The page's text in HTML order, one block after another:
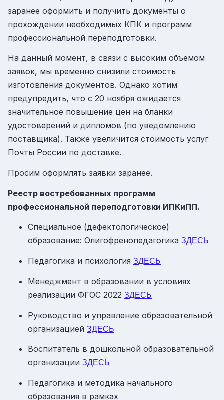
заранее оформить и получить документы о
прохождении необходимых КПК и программ
профессиональной переподготовки.
На данный момент, в связи с высоким объемом
заявок, мы временно снизили стоимость
изготовления документов. Однако хотим
предупредить, что с 20 ноября ожидается
значительное повышение цен на бланки
удостоверений и дипломов (по уведомлению
поставщика). Также увеличится стоимость услуг
Почты России по доставке.
Просим оформлять заявки заранее.
Реестр востребованных программ
профессиональной переподготовки ИПКиПП.
Специальное (дефектологическое)
образование: Олигофренопедагогика ЗДЕСЬ
Педагогика и психология ЗДЕСЬ
Менеджмент в образовании в условиях
реализации ФГОС 2022 ЗДЕСЬ
Руководство и управление образовательной
организацией ЗДЕСЬ
Воспитатель в дошкольной образовательной
организации ЗДЕСЬ
Педагогика и методика начального
образования в рамках